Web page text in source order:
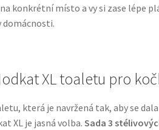
konkrétní místo a vy si zase lépe
domácnosti.
XL toaletu pro
která je navržená tak, aby se
XL je jasná volba. Sada 3